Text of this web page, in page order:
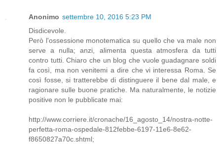
Anonimo settembre 10, 2016 5:23 PM
Disdicevole.
Però l'ossessione monotematica su quello che va male non
serve a nulla; anzi, alimenta questa atmosfera da tutti
contro tutti. Chiaro che un blog che vuole guadagnare soldi
fa così, ma non venitemi a dire che vi interessa Roma. Se
così fosse, si tratterebbe di distinguere il bene dal male, e
ragionare sulle buone pratiche. Ma naturalmente, le notizie
positive non le pubblicate mai:
http://www.corriere.it/cronache/16_agosto_14/nostra-notte-
perfetta-roma-ospedale-812febbe-6197-11e6-8e62-
f8650827a70c.shtml;